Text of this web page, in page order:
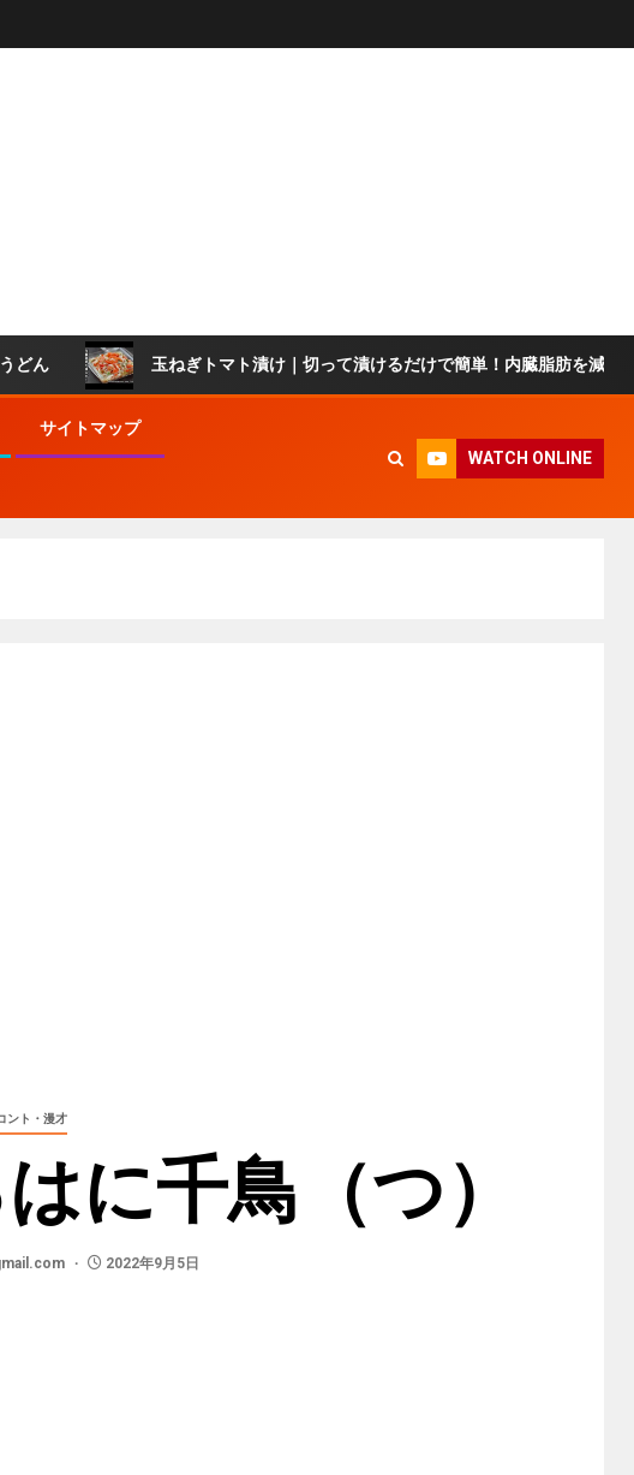
玉ねぎトマト漬け｜切って漬けるだけで簡単！内臓脂肪を減らして血液サラサ
サイトマップ
WATCH ONLINE
ント・漫才
に千鳥（つ）
2022年9月5日